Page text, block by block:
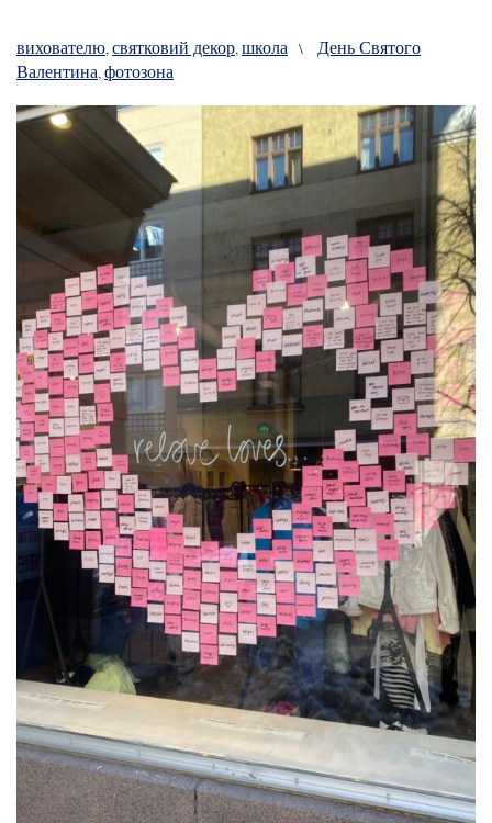
вихователю,святковий декор,школа \
День Святого
Валентина,фотозона